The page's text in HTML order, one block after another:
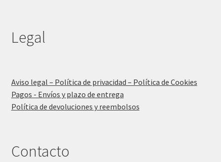
Legal
Aviso legal – Política de privacidad – Política de Cookies
Pagos - Envíos y plazo de entrega
Política de devoluciones y reembolsos
Contacto